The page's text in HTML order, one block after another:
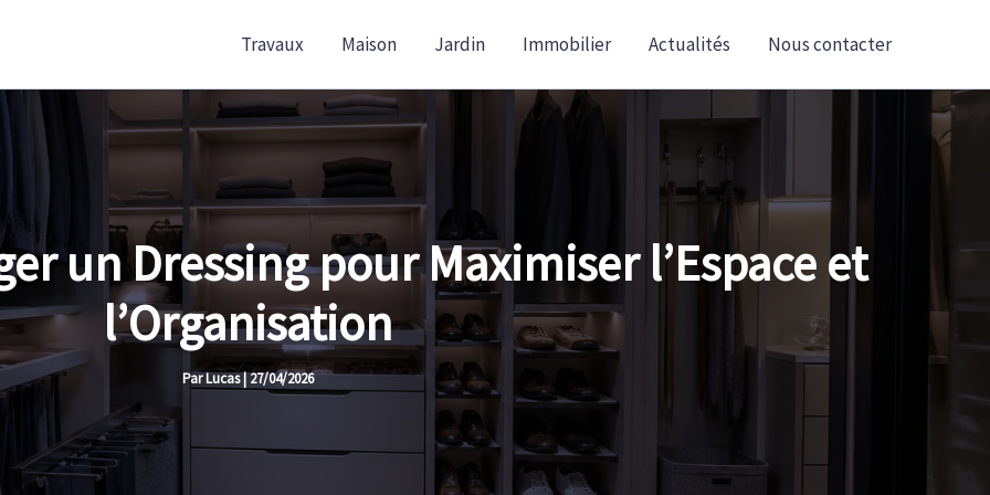
Travaux Maison Jardin Immobilier Actualités Nous contacter
un Dressing pour Maximiser l’Espace et
l’Organisation
ParLucas|27/04/2026